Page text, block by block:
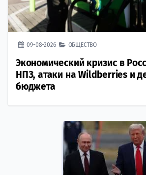
09-08-2026 ОБЩЕСТВО
Экономический кризис в
НПЗ, атаки на Wildberries и
бюджета